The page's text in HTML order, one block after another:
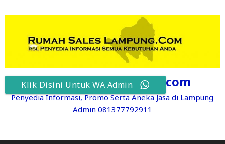
content
RumahSalesLampung.com
Penyedia Informasi, Promo Serta Aneka Jasa di Lampung
Admin 081377792911
Klik Disini Untuk WA Admin